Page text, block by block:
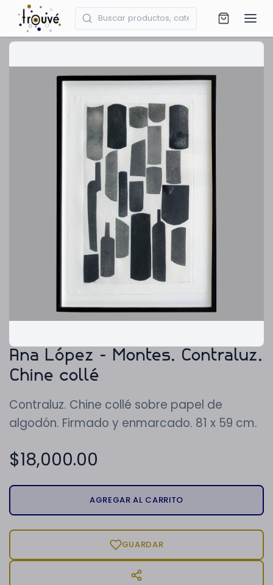
Ana López - Montes. Contraluz.
Chine collé
Contraluz. Chine collé sobre papel de
algodón. Firmado y enmarcado. 81 x 59 cm.
$18,000.00
AGREGAR AL CARRITO
GUARDAR